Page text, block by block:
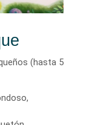
(hasta 5